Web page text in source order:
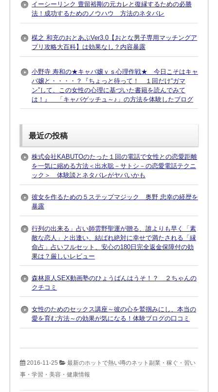
イーシーリンク 豊留裕剛の元カレと復縁するための必勝
法！成功するためのノウハウ 方法のネタバレ
楳之 和充のおとあぷVer3.0【おとな男子専用マッチングア
プリ攻略大百科】は効果なし？内容暴露
小野寺 寿和の★キャバ嬢ｖｓ心理作戦★ 今日こそはキャ
バ嬢と・・・・？『ちょっと待って！ １回だけ“ガマ
ン”して、この女性の心理に基づいた書籍を読んでみて
は！』 「キャバゲッチュ～♪」の方法を体験したブログ
最近の投稿
株式会社KABUTOのたった１回の電話で女性との恋愛距離
を一気に縮める方法＜出水聡－サトシ－の恋愛電話テクニ
ック＞ 体験談とネタバレがヤバいかも
彼女を作るための５ステップマジック 奥野 忠幸の経歴を
暴露
行列の出来る」占い師雲野聖運が贈る、誰よりも早く「素
敵な恋人」と出逢い、結ばれ絶対に幸せで満たされる「縁
命占」占いフルセット、安心の180日完全返金保障付の効
果は？厳しいレビュー
森林原人SEX動画塾のひょうばんはうそ！？ ２ちゃんの
クチコミ
女性のためのセックス講座～彼の心を鷲掴みにし、本当の
愛を育む方法～の効果が気になる！体験ブログの口コミ
2016-11-25
最新のホットで熱い噂のネット副業・稼ぐ・習い
事・学習・美容・健康情報